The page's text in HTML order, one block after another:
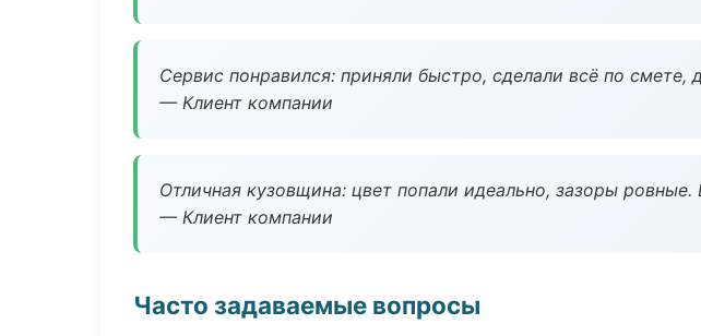
Сервис понравился: приняли быстро, сделали всё по смете,
— Клиент компании
Отличная кузовщина: цвет попали идеально, зазоры
— Клиент компании
Часто задаваемые вопросы